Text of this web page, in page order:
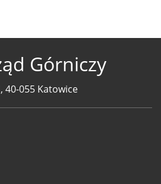
Górniczy
40-055 Katowice